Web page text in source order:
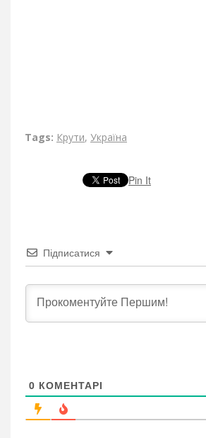
Tags: Крути, Україна
Pin It
Підписатися
0 КОМЕНТАРІ